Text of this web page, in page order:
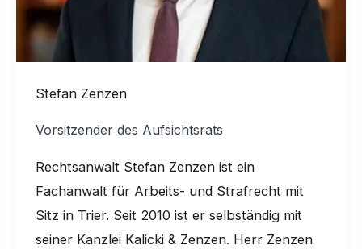
Stefan Zenzen
Vorsitzender des Aufsichtsrats
Rechtsanwalt Stefan Zenzen ist ein
Fachanwalt für Arbeits- und Strafrecht mit
Sitz in Trier. Seit 2010 ist er selbständig mit
seiner Kanzlei Kalicki & Zenzen. Herr Zenzen